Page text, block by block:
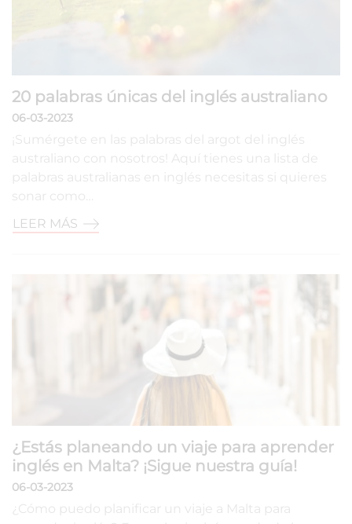
20 palabras únicas del inglés australiano
06-03-2023
¡Sumérgete en las palabras del argot del inglés
australiano con nosotros! Aquí tienes una lista de
palabras australianas en inglés necesitas si quieres
sonar como…
LEER MÁS
¿Estás planeando un viaje para aprender
inglés en Malta? ¡Sigue nuestra guía!
06-03-2023
¿Cómo puedo planificar un viaje a Malta para